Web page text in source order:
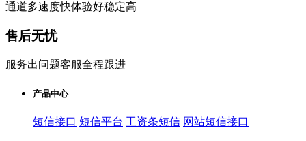
通道多速度快体验好稳定高
售后无忧
服务出问题客服全程跟进
产品中心
短信接口 短信平台 工资条短信 网站短信接口